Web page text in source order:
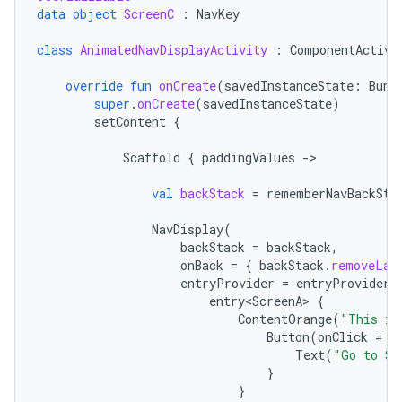
data object ScreenC : NavKey
class AnimatedNavDisplayActivity :
override fun onCreate(savedInstanceState :
super .onCreate(savedInstanceState)
setContent {
Scaffold { paddingValues ->
val backStack =
NavDisplay(
backStack = backStack,
onBack = { backStack .
entryProvider = entryProvider
entry<ScreenA> {
ContentOrange( "This is
Button(onClick =
Text( "Go to
}
}